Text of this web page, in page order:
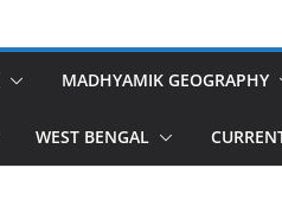
MADHYAMIK GEOGRAPHY
WEST BENGAL